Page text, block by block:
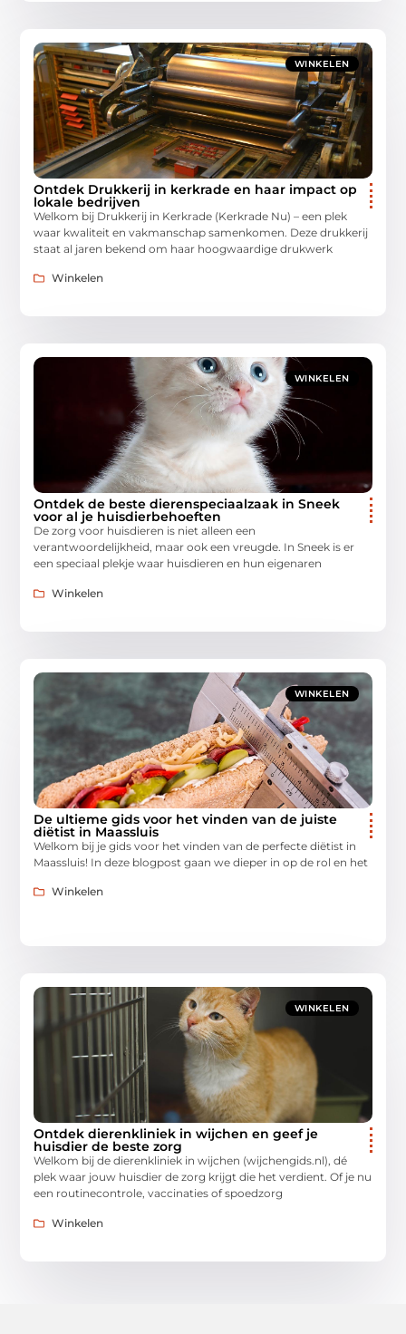
WINKELEN
Ontdek Drukkerij in kerkrade en haar impact op
lokale bedrijven
Welkom bij Drukkerij in Kerkrade (Kerkrade Nu) – een plek
waar kwaliteit en vakmanschap samenkomen. Deze drukkerij
staat al jaren bekend om haar hoogwaardige drukwerk
Winkelen
WINKELEN
Ontdek de beste dierenspeciaalzaak in Sneek
voor al je huisdierbehoeften
De zorg voor huisdieren is niet alleen een
verantwoordelijkheid, maar ook een vreugde. In Sneek is er
een speciaal plekje waar huisdieren en hun eigenaren
Winkelen
WINKELEN
De ultieme gids voor het vinden van de juiste
diëtist in Maassluis
Welkom bij je gids voor het vinden van de perfecte diëtist in
Maassluis! In deze blogpost gaan we dieper in op de rol en het
Winkelen
WINKELEN
Ontdek dierenkliniek in wijchen en geef je
huisdier de beste zorg
Welkom bij de dierenkliniek in wijchen (wijchengids.nl), dé
plek waar jouw huisdier de zorg krijgt die het verdient. Of je nu
een routinecontrole, vaccinaties of spoedzorg
Winkelen